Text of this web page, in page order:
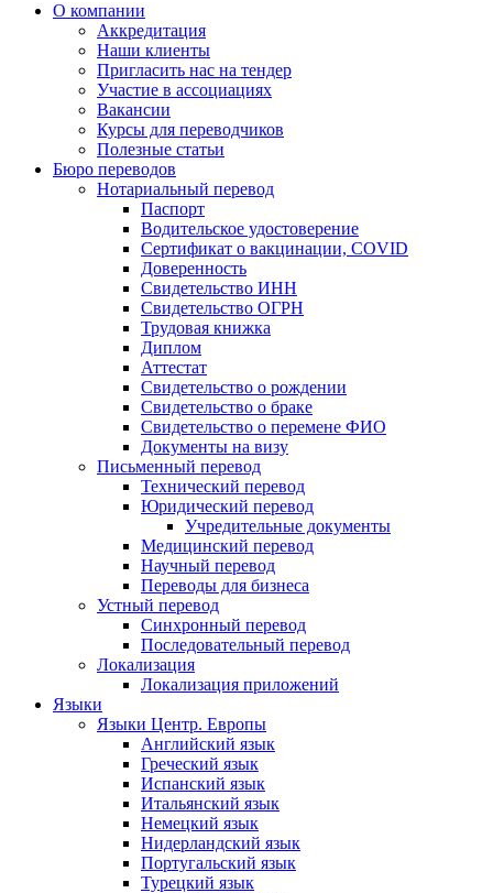
О компании
Аккредитация
Наши клиенты
Пригласить нас на тендер
Участие в ассоциациях
Вакансии
Курсы для переводчиков
Полезные статьи
Бюро переводов
Нотариальный перевод
Паспорт
Водительское удостоверение
Сертификат о вакцинации, COVID
Доверенность
Свидетельство ИНН
Свидетельство ОГРН
Трудовая книжка
Диплом
Аттестат
Свидетельство о рождении
Свидетельство о браке
Свидетельство о перемене ФИО
Документы на визу
Письменный перевод
Технический перевод
Юридический перевод
Учредительные документы
Медицинский перевод
Научный перевод
Переводы для бизнеса
Устный перевод
Синхронный перевод
Последовательный перевод
Локализация
Локализация приложений
Языки
Языки Центр. Европы
Английский язык
Греческий язык
Испанский язык
Итальянский язык
Немецкий язык
Нидерландский язык
Португальский язык
Турецкий язык